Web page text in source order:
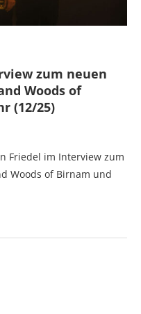
zum neuen
Woods of
(12/25)
Friedel im Interview zum
Woods of Birnam und